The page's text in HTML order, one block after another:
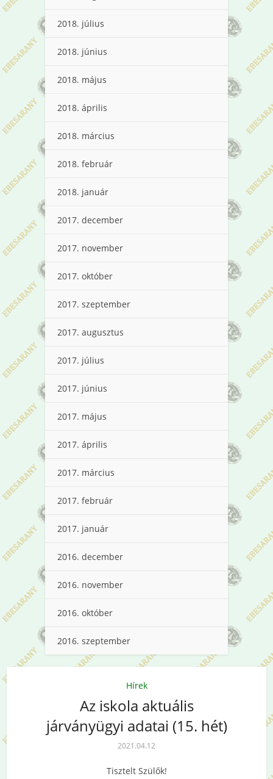
2018. július
2018. június
2018. május
2018. április
2018. március
2018. február
2018. január
2017. december
2017. november
2017. október
2017. szeptember
2017. augusztus
2017. július
2017. június
2017. május
2017. április
2017. március
2017. február
2017. január
2016. december
2016. november
2016. október
2016. szeptember
Hírek
Az iskola aktuális
járványügyi adatai (15. hét)
2021.04.12
Tisztelt Szülők!